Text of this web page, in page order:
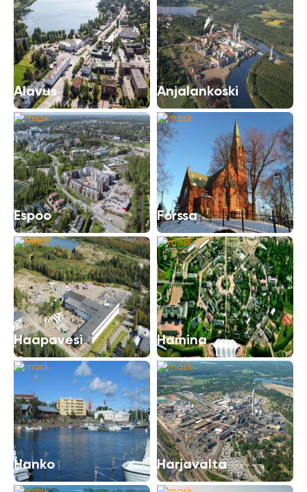
Alavus Anjalankoski
Espoo Forssa
Haapavesi Hamina
Hanko Harjavalta